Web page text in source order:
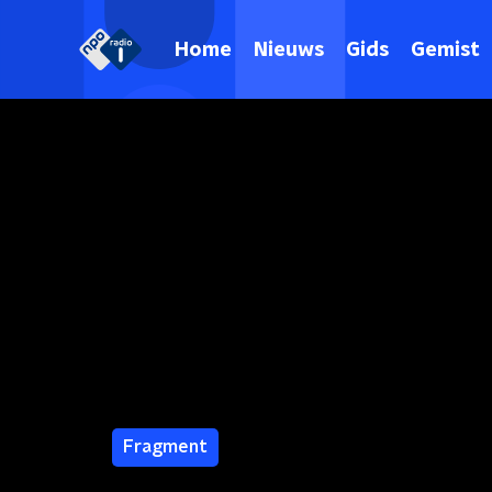
Home Nieuws Gids Gemist
Fragment